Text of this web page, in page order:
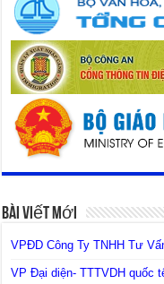
Bài Viết Mới
VPĐD Công Ty TNHH Tư
VP Đại diện- TTTVDH quốc